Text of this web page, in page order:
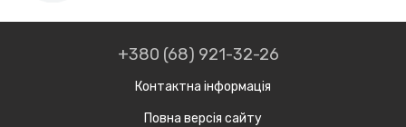
+380 (68) 921-32-26
Контактна інформація
Повна версія сайту